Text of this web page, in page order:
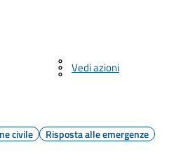
Vedi azioni
civile Risposta alle emergenze